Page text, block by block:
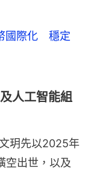
國際化 穩定
人工智能組
玥先以2025年
空出世，以及